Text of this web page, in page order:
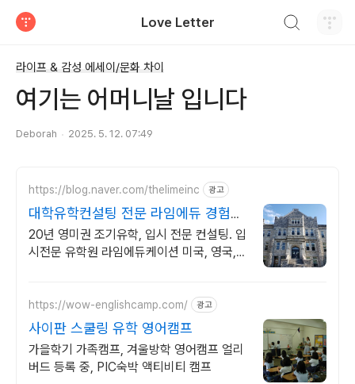
Love Letter
라이프 & 감성 에세이/문화 차이
여기는 어머니날 입니다
Deborah 2025. 5. 12. 07:49
https://blog.naver.com/thelimeinc 광고
대학유학컨설팅 전문 라임에듀 경험은
차이를 만듭니다.
20년 영미권 조기유학, 입시 전문 컨설팅. 입
시전문 유학원 라임에듀케이션 미국, 영국,
https://wow-englishcamp.com/ 광고
사이판 스쿨링 유학 영어캠프
가을학기 가족캠프, 겨울방학 영어캠프 얼리
버드 등록 중, PIC숙박 액티비티 캠프